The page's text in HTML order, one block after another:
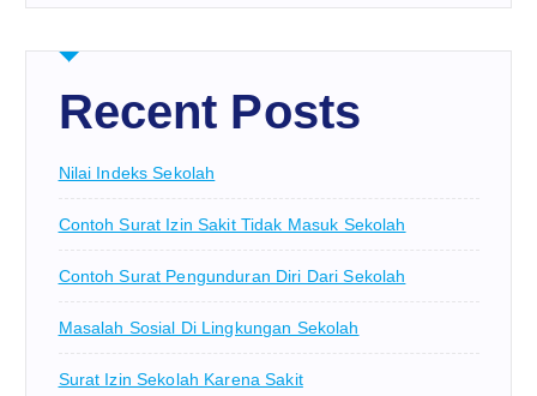
Recent Posts
Nilai Indeks Sekolah
Contoh Surat Izin Sakit Tidak Masuk Sekolah
Contoh Surat Pengunduran Diri Dari Sekolah
Masalah Sosial Di Lingkungan Sekolah
Surat Izin Sekolah Karena Sakit